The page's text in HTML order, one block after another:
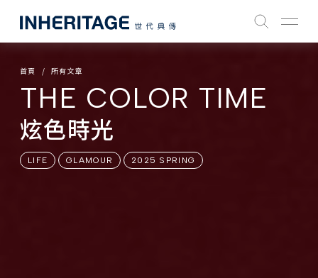
首頁 所有文章
THE COLOR TIME
炫色時光
LIFE GLAMOUR 2025 SPRING